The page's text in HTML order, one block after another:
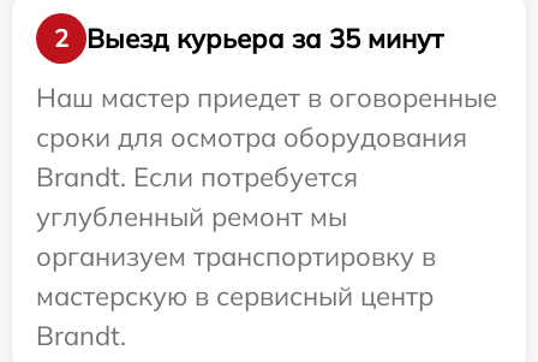
2
Выезд курьера за 35 минут
Наш мастер приедет в оговоренные
сроки для осмотра оборудования
Brandt. Если потребуется
углубленный ремонт мы
организуем транспортировку в
мастерскую в сервисный центр
Brandt.